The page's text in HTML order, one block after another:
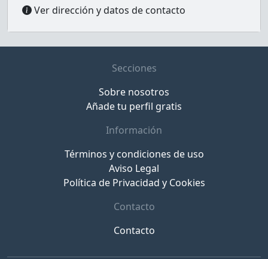
Ver dirección y datos de contacto
Secciones
Sobre nosotros
Añade tu perfil gratis
Información
Términos y condiciones de uso
Aviso Legal
Política de Privacidad y Cookies
Contacto
Contacto